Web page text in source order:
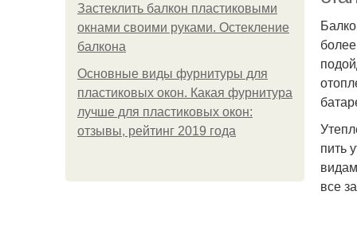
Застеклить балкон пластиковыми
окнами своими руками. Остекление
балкона
Основные виды фурнитуры для
пластиковых окон. Какая фурнитура
лучше для пластиковых окон:
отзывы, рейтинг 2019 года
пить
все